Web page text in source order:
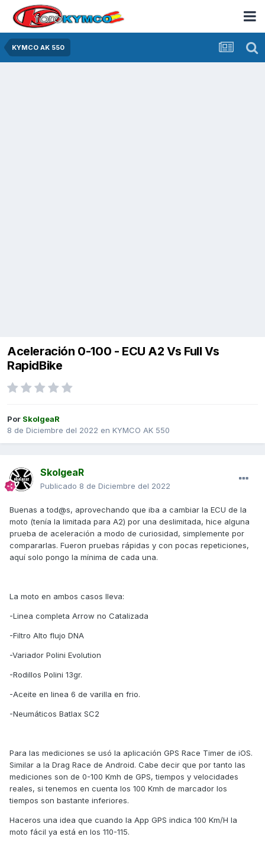
KYMCO AK 550
Aceleración 0-100 - ECU A2 Vs Full Vs
RapidBike
Por SkolgeaR
8 de Diciembre del 2022 en KYMCO AK 550
SkolgeaR
Publicado 8 de Diciembre del 2022
Buenas a tod@s, aprovechando que iba a cambiar la ECU de la
moto (tenía la limitada para A2) por una deslimitada, hice alguna
prueba de aceleración a modo de curiosidad, simplemente por
compararlas. Fueron pruebas rápidas y con pocas repeticiones,
aquí solo pongo la mínima de cada una.
La moto en ambos casos lleva:
-Linea completa Arrow no Catalizada
-Filtro Alto flujo DNA
-Variador Polini Evolution
-Rodillos Polini 13gr.
-Aceite en linea 6 de varilla en frio.
-Neumáticos Batlax SC2
Para las mediciones se usó la aplicación GPS Race Timer de iOS.
Similar a la Drag Race de Android. Cabe decir que por tanto las
mediciones son de 0-100 Kmh de GPS, tiempos y velocidades
reales, si tenemos en cuenta los 100 Kmh de marcador los
tiempos son bastante inferiores.
Haceros una idea que cuando la App GPS indica 100 Km/H la
moto fácil ya está en los 110-115.